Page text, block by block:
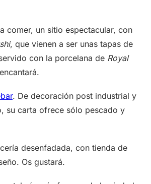
comer, un sitio espectacular, con
, que vienen a ser unas tapas de
con la porcelana de Royal
. De decoración post industrial y
su carta ofrece sólo pescado y
desenfadada, con tienda de
Os gustará.